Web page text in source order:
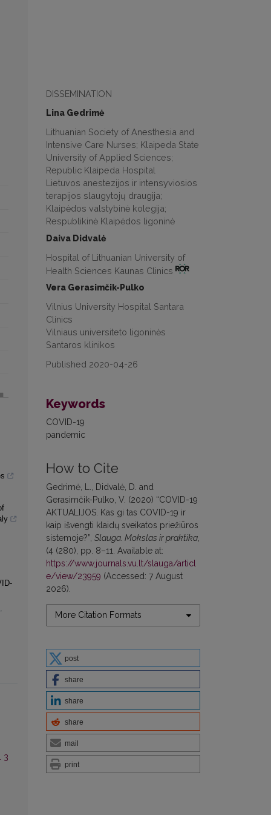
DISSEMINATION
Lina Gedrimė
Lithuanian Society of Anesthesia and
Intensive Care Nurses; Klaipeda State
University of Applied Sciences;
Republic Klaipeda Hospital
Lietuvos anestezijos ir intensyviosios
terapijos slaugytojų draugija;
Klaipėdos valstybinė kolegija;
Respublikinė Klaipėdos ligoninė
Daiva Didvalė
Hospital of Lithuanian University of
Health Sciences Kaunas Clinics
Vera Gerasimčik-Pulko
Vilnius University Hospital Santara
Clinics
Vilniaus universiteto ligoninės
Santaros klinikos
Published 2020-04-26
Keywords
COVID-19
pandemic
How to Cite
Gedrimė, L., Didvalė, D. and
Gerasimčik-Pulko, V. (2020) “COVID-19
AKTUALIJOS. Kas gi tas COVID-19 ir
kaip išvengti klaidų sveikatos priežiūros
sistemoje?”, Slauga. Mokslas ir praktika,
(4 (280), pp. 8–11. Available at:
https://www.journals.vu.lt/slauga/articl
e/view/23959 (Accessed: 7 August
2026).
More Citation Formats
post
share
share
share
mail
print
,
3